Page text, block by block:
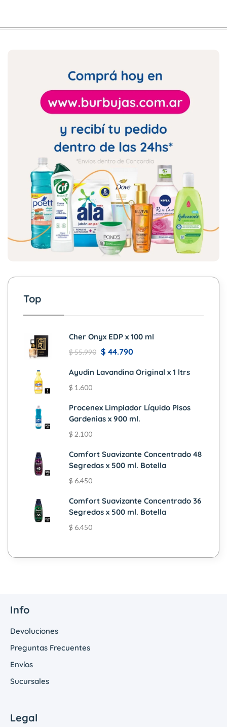
Top
Cher Onyx EDP x 100 ml
$55.990 $ 44.790
Ayudin Lavandina Original x 1 ltrs
$ 1.600
Procenex Limpiador Líquido Pisos
Gardenias x 900 ml.
$ 2.100
Comfort Suavizante Concentrado 48
Segredos x 500 ml. Botella
$ 6.450
Comfort Suavizante Concentrado 36
Segredos x 500 ml. Botella
$ 6.450
Info
Devoluciones
Preguntas Frecuentes
Envíos
Sucursales
Legal